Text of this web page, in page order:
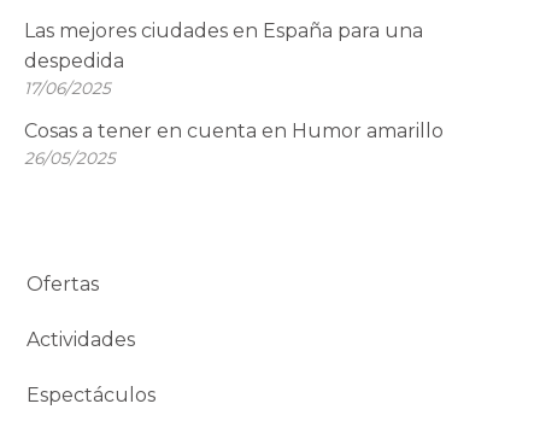
Las mejores ciudades en España para una
despedida
17/06/2025
Cosas a tener en cuenta en Humor amarillo
26/05/2025
Ofertas
Actividades
Espectáculos